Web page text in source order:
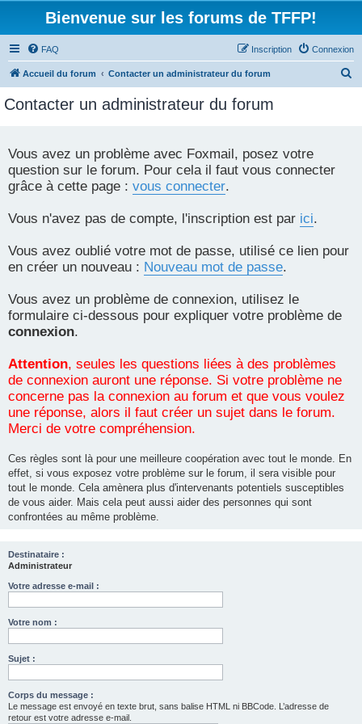
Bienvenue sur les forums de TFFP!
FAQ Connexion
Inscription
Accueil du forum Contacter un administrateur du forum
Contacter un administrateur du forum
Vous avez un problème avec Foxmail, posez votre
question sur le forum. Pour cela il faut vous connecter
grâce à cette page : vous connecter.
Vous n'avez pas de compte, l'inscription est par ici.
Vous avez oublié votre mot de passe, utilisé ce lien pour
en créer un nouveau : Nouveau mot de passe.
Vous avez un problème de connexion, utilisez le
formulaire ci-dessous pour expliquer votre problème de
connexion.
Attention, seules les questions liées à des problèmes
de connexion auront une réponse. Si votre problème ne
concerne pas la connexion au forum et que vous voulez
une réponse, alors il faut créer un sujet dans le forum.
Merci de votre compréhension.
Ces règles sont là pour une meilleure coopération avec tout le monde. En
effet, si vous exposez votre problème sur le forum, il sera visible pour
tout le monde. Cela amènera plus d'intervenants potentiels susceptibles
de vous aider. Mais cela peut aussi aider des personnes qui sont
confrontées au même problème.
Destinataire :
Administrateur
Votre adresse e-mail :
Votre nom :
Sujet :
Corps du message :
Le message est envoyé en texte brut, sans balise HTML ni BBCode. L’adresse de
retour est votre adresse e-mail.